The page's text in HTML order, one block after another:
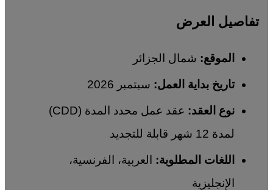
تفاصيل العرض
الموقع: شمال الجزائر
تاريخ بداية العمل: سبتمبر 2026
نوع العقد:
عقد عمل محدد المدة (CDD)
لمدة 12 شهر قابلة للتجديد
اللغات المطلوبة: العربية، الفرنسية،
الإنجليزية